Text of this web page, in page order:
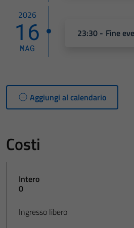
2026
16
MAG
23:30 - Fine
Aggiungi al calendario
Costi
Intero
0
Ingresso libero